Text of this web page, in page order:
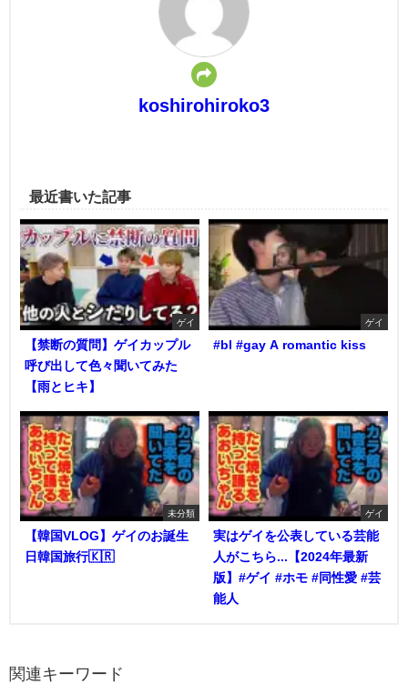
koshirohiroko3
最近書いた記事
ゲイ
【禁断の質問】ゲイカップル
呼び出して色々聞いてみた
【雨とヒキ】
ゲイ
#bl #gay A romantic kiss
未分類
【韓国VLOG】ゲイのお誕生
日韓国旅行🇰🇷
ゲイ
実はゲイを公表している芸能
人がこちら...【2024年最新
版】#ゲイ #ホモ #同性愛 #芸
能人
関連キーワード